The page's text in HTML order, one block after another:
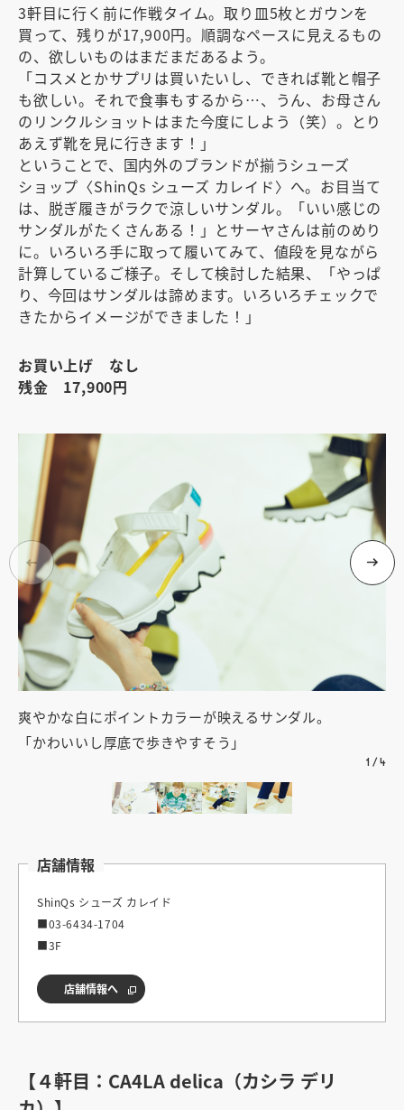
3軒目に行く前に作戦タイム。取り皿5枚とガウンを
買って、残りが17,900円。順調なペースに見えるもの
の、欲しいものはまだまだあるよう。
「コスメとかサプリは買いたいし、できれば靴と帽子
も欲しい。それで食事もするから…、うん、お母さん
のリンクルショットはまた今度にしよう（笑）。とり
あえず靴を見に行きます！」
ということで、国内外のブランドが揃うシューズ
ショップ〈ShinQs シューズ カレイド〉へ。お目当て
は、脱ぎ履きがラクで涼しいサンダル。「いい感じの
サンダルがたくさんある！」とサーヤさんは前のめり
に。いろいろ手に取って履いてみて、値段を見ながら
計算しているご様子。そして検討した結果、「やっぱ
り、今回はサンダルは諦めます。いろいろチェックで
きたからイメージができました！」
お買い上げ なし
残金 17,900円
爽やかな白にポイントカラーが映えるサンダル。
「かわいいし厚底で歩きやすそう」
1 / 4
店舗情報
ShinQs シューズ カレイド
■03-6434-1704
■3F
店舗情報へ
【４軒目：CA4LA delica（カシラ デリ